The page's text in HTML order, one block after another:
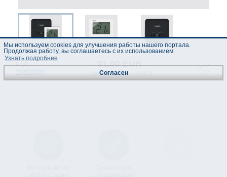
код :
91.90 EUR
(Цены указаны с НДС)
Мы используем cookies для улучшения работы нашего портала.
Продолжая работу, вы соглашаетесь с их использованием.
Узнать подробнее
Согласен